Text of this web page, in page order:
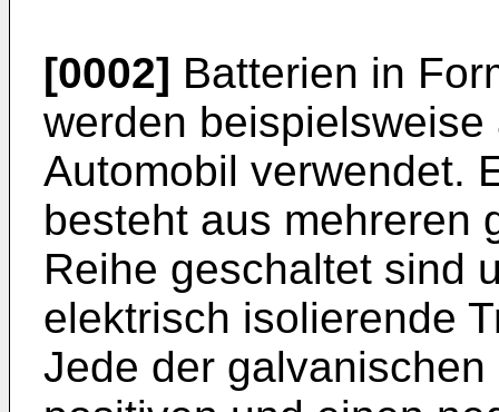
[0002] Batterien in
werden
Automobil verwendet.
besteht aus mehreren
Reihe geschaltet sind
elektrisch isolierende
Jede der